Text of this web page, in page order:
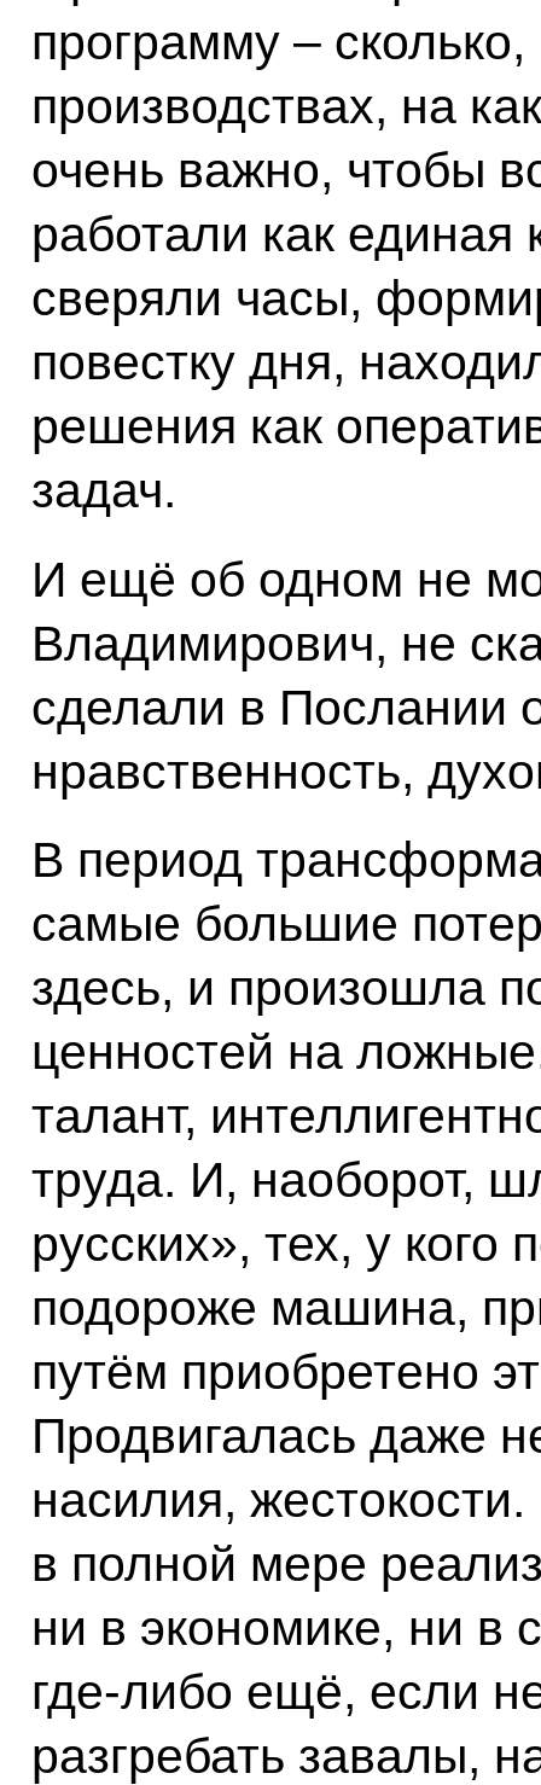
программу – сколько,
производствах, на
очень важно, чтобы
работали как единая
сверяли часы,
повестку дня,
решения как
задач.
И ещё об одном не
Владимирович, не
сделали в Послании
нравственность,
В период
самые большие
здесь, и произошла
ценностей на
талант,
труда. И, наоборот,
русских», тех, у кого
подороже машина,
путём приобретено
Продвигалась даже
насилия,
в полной мере
ни в экономике, ни в
где‑либо ещё, если
разгребать завалы,